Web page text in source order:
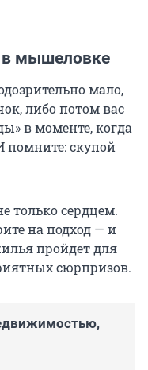
в мышеловке
мало,
либо потом вас
в моменте, когда
помните: скупой
только сердцем.
на подход — и
пройдет для
сюрпризов.